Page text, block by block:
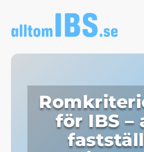
för IBS –